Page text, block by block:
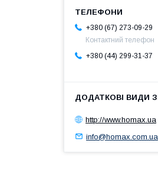
+380 (67) 273-09-29
Контактний телефон
+380 (44) 299-31-37
http://www.homax.ua
info@homax.com.ua